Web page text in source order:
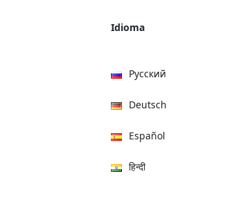
Idioma
Русский
Deutsch
Español
हिन्दी